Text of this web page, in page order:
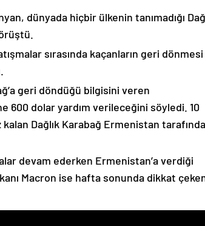
dünyada hiçbir ülkenin tanımadığı
sırasında kaçanların geri dönmesi
geri döndüğü bilgisini veren
600 dolar yardım verileceğini söyledi. 10
Dağlık Karabağ Ermenistan
devam ederken Ermenistan’a verdiği
Macron ise hafta sonunda dikkat